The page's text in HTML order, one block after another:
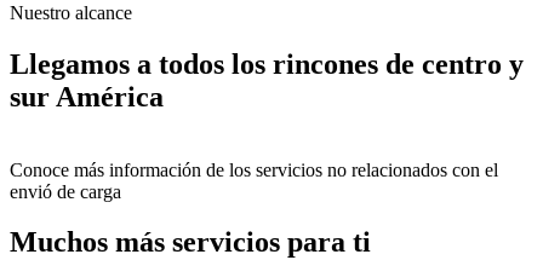
Nuestro alcance
Llegamos a todos los rincones de centro y
sur América
Conoce más información de los servicios no relacionados con el
envió de carga
Muchos más servicios para ti